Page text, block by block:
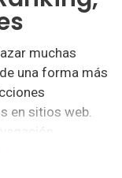
muchas
una forma más
en sitios web.